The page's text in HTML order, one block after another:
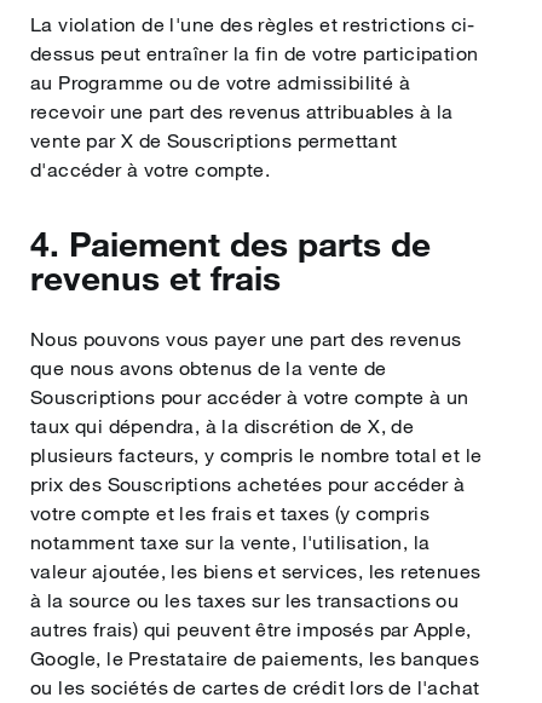
La violation de l'une des règles et restrictions ci-
dessus peut entraîner la fin de votre participation
au Programme ou de votre admissibilité à
recevoir une part des revenus attribuables à la
vente par X de Souscriptions permettant
d'accéder à votre compte.
4. Paiement des parts de
revenus et frais
Nous pouvons vous payer une part des revenus
que nous avons obtenus de la vente de
Souscriptions pour accéder à votre compte à un
taux qui dépendra, à la discrétion de X, de
plusieurs facteurs, y compris le nombre total et le
prix des Souscriptions achetées pour accéder à
votre compte et les frais et taxes (y compris
notamment taxe sur la vente, l'utilisation, la
valeur ajoutée, les biens et services, les retenues
à la source ou les taxes sur les transactions ou
autres frais) qui peuvent être imposés par Apple,
Google, le Prestataire de paiements, les banques
ou les sociétés de cartes de crédit lors de l'achat